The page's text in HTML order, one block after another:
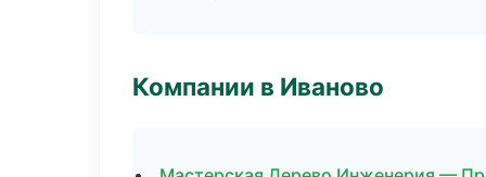
Компании в Иваново